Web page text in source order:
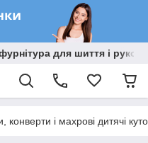
для шиття і
конверти і махрові дитячі